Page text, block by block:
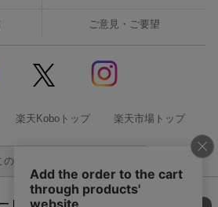
ご意見・ご要望
楽天Koboトップ 楽天市場トップ
のページの先頭に戻る
ド モバイル